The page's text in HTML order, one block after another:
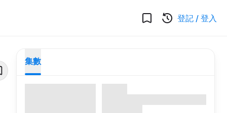
登記 / 登入
集數